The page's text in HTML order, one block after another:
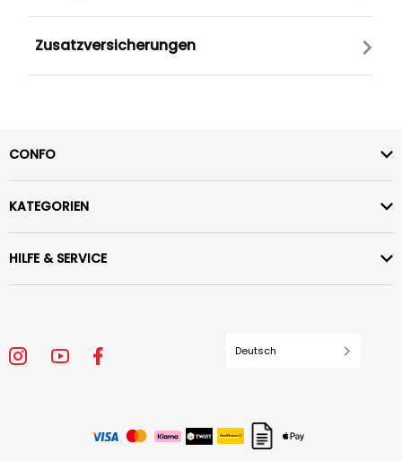
Zusatzversicherungen
CONFO
KATEGORIEN
HILFE & SERVICE
Deutsch